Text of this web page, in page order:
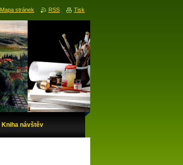
Kniha návštěv
Mapa stránek RSS Tisk